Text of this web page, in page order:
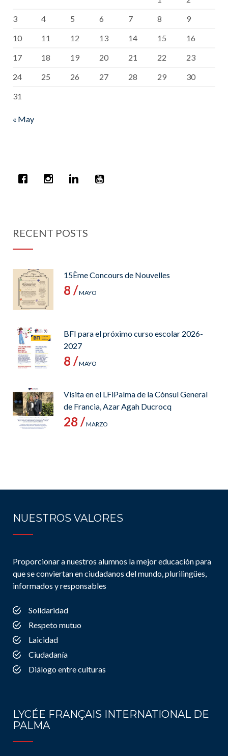
3
4 5 6 7 8
9
10
11 12 13 14 15
16
17
18 19 20 21 22
23
24
25 26 27 28 29
30
31
« May
RECENT POSTS
15Ème Concours de Nouvelles
8 /MAYO
BFI para el próximo curso escolar 2026-
2027
8 /MAYO
Visita en el LFiPalma de la Cónsul General
de Francia, Azar Agah Ducrocq
28 /MARZO
NUESTROS VALORES
Proporcionar a nuestros alumnos la mejor educación para
que se conviertan en ciudadanos del mundo, plurilingües,
informados y responsables
Solidaridad
Respeto mutuo
Laicidad
Ciudadanía
Diálogo entre culturas
LYCÉE FRANÇAIS INTERNATIONAL DE
PALMA